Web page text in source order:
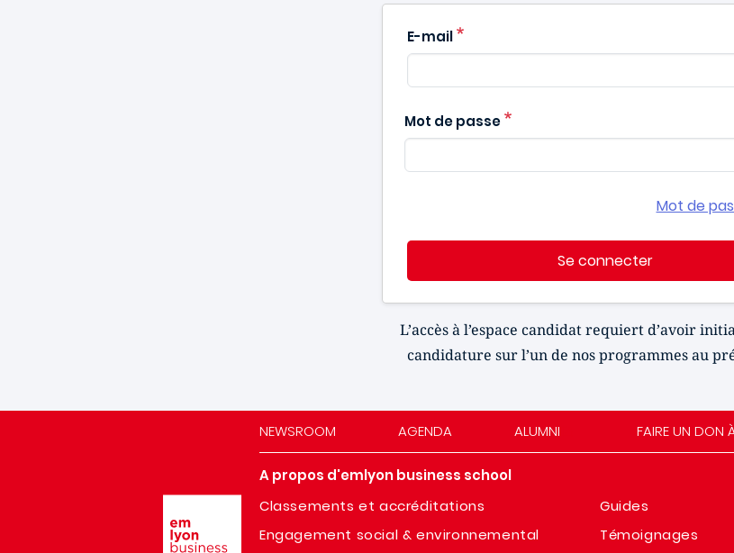
E-mail
Mot de passe
Mot de
Se connecter
L’accès à l’espace candidat requiert d’avoir
candidature sur l’un de nos programmes au
NEWSROOM AGENDA ALUMNI FAIRE UN DON
A propos d'emlyon business school
Classements et accréditations
Engagement social & environnemental
Guides
Témoignages